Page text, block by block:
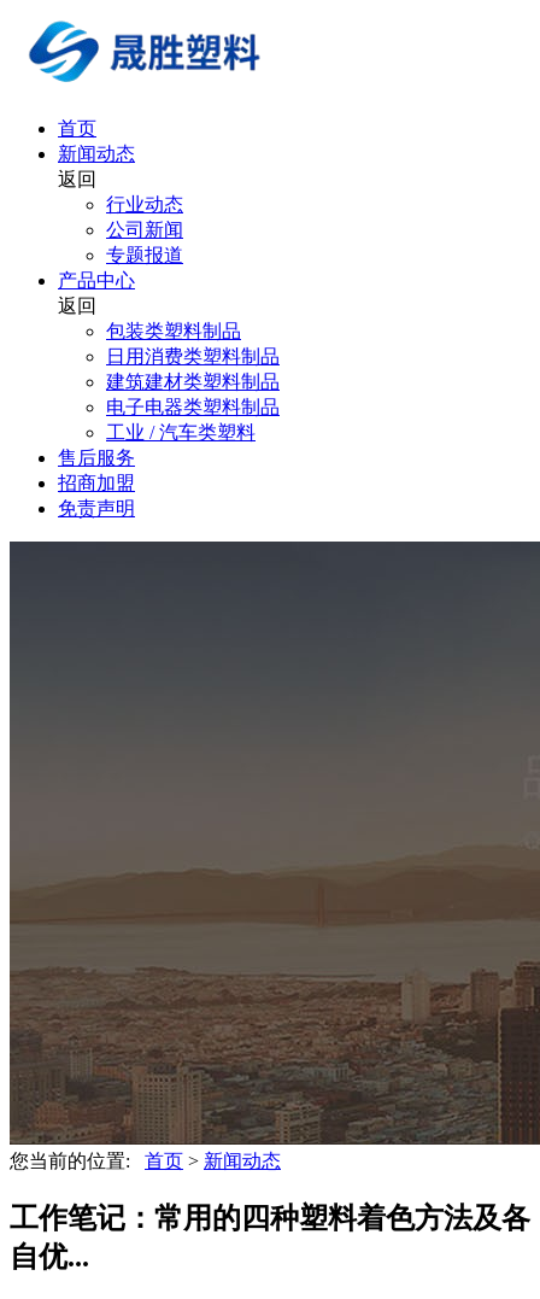
首页
新闻动态
返回
行业动态
公司新闻
专题报道
产品中心
返回
包装类塑料制品
日用消费类塑料制品
建筑建材类塑料制品
电子电器类塑料制品
工业 / 汽车类塑料
售后服务
招商加盟
免责声明
您当前的位置: 首页 > 新闻动态
工作笔记：常用的四种塑料着色方法及各
自优...